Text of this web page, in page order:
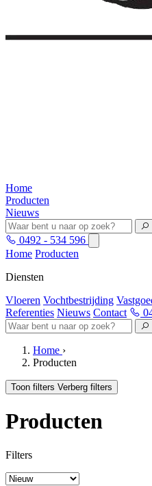
Home
Producten
Nieuws
0492 - 534 596
Home Producten
Diensten
Vloeren Vochtbestrijding
Referenties Nieuws Contact
Home ›
Producten
Toon filters Verberg filters
Producten
Filters